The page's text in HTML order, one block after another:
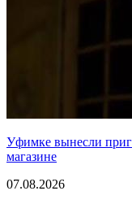
Уфимке вынесли
магазине
07.08.2026